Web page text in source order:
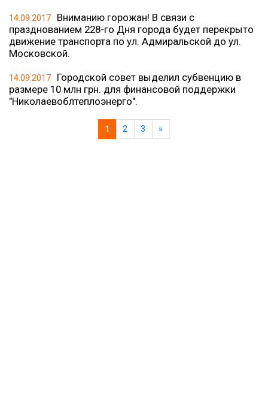
14.09.2017
Вниманию горожан! В связи с
празднованием 228-го Дня города будет перекрыто
движение транспорта по ул. Адмиральской до ул.
Московской.
14.09.2017
Городской совет выделил субвенцию в
размере 10 млн грн. для финансовой поддержки
"Николаевоблтеплоэнерго".
1 2 3 »